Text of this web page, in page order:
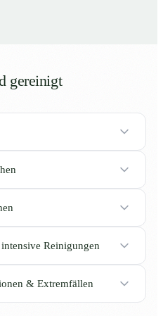
gereinigt
Reinigungen
& Extremfällen